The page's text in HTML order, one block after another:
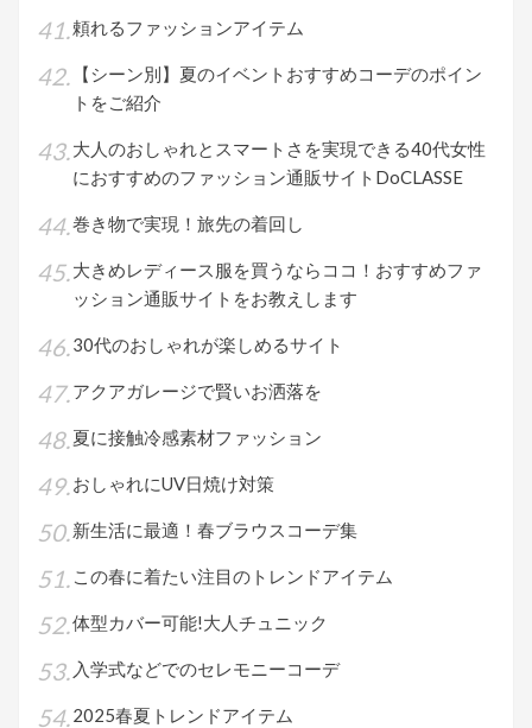
頼れるファッションアイテム
【シーン別】夏のイベントおすすめコーデのポイン
トをご紹介
大人のおしゃれとスマートさを実現できる40代女性
におすすめのファッション通販サイトDoCLASSE
巻き物で実現！旅先の着回し
大きめレディース服を買うならココ！おすすめファ
ッション通販サイトをお教えします
30代のおしゃれが楽しめるサイト
アクアガレージで賢いお洒落を
夏に接触冷感素材ファッション
おしゃれにUV日焼け対策
新生活に最適！春ブラウスコーデ集
この春に着たい注目のトレンドアイテム
体型カバー可能!大人チュニック
入学式などでのセレモニーコーデ
2025春夏トレンドアイテム